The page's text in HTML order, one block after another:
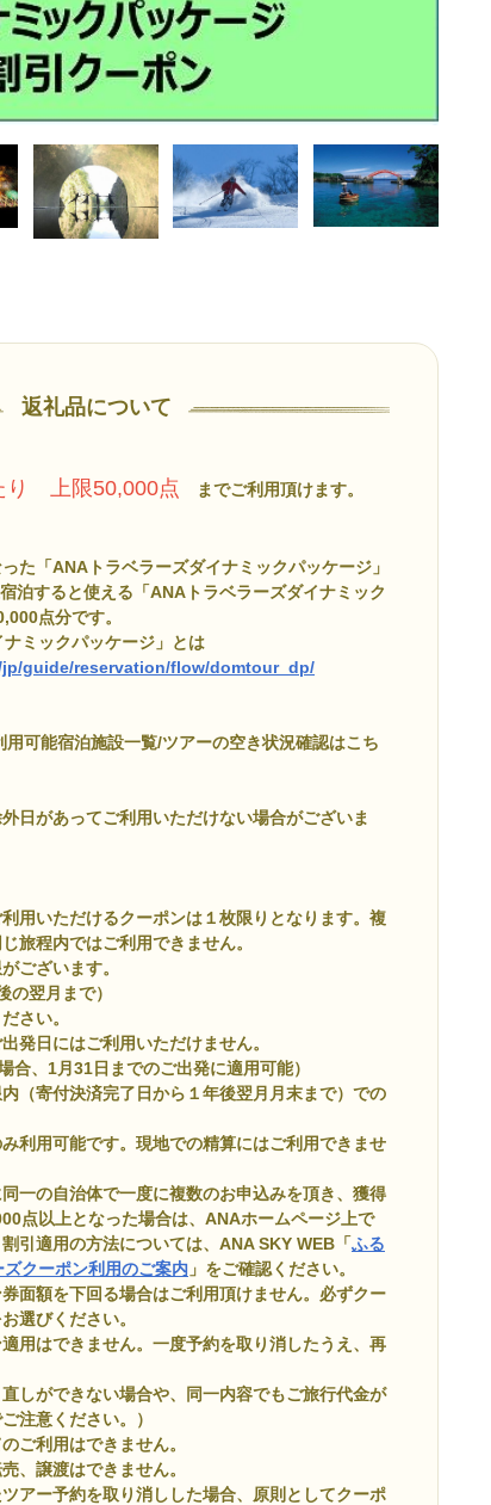
返礼品について
上限50,000点 までご利用頂けます。
た「ANAトラベラーズダイナミックパッケージ」
泊すると使える「ANAトラベラーズダイナミック
点分です。
ミックパッケージ」とは
guide/reservation/flow/domtour_dp/
可能宿泊施設一覧/ツアーの空き状況確認はこち
日があってご利用いただけない場合がございま
用いただけるクーポンは１枚限りとなります。複
旅程内ではご利用できません。
ございます。
の翌月まで）
さい。
発日にはご利用いただけません。
合、1月31日までのご出発に適用可能）
（寄付決済完了日から１年後翌月月末まで）での
利用可能です。現地での精算にはご利用できませ
一の自治体で一度に複数のお申込みを頂き、獲得
点以上となった場合は、ANAホームページ上で
引適用の方法については、ANA SKY WEB「ふる
クーポン利用のご案内 」をご確認ください。
面額を下回る場合はご利用頂けません。必ずクー
選びください。
用はできません。一度予約を取り消したうえ、再
直しができない場合や、同一内容でもご旅行代金が
注意ください。）
ご利用はできません。
、譲渡はできません。
アー予約を取り消しした場合、原則としてクーポ